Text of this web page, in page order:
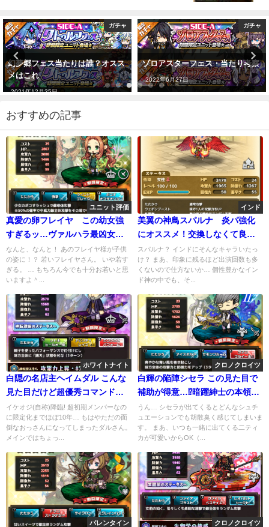
ガチャ
ゾロアスターフェス・当たり考察
2022年6月27日
ガチャ
クロノクロイツフェス・一覧と当
たり考察
2022年5月17日
おすすめの記事
ユニット評価
真愛の卵フレイヤ この幼女強
すぎるッ…ヴァルハラ最凶女神
の本気
なんと、なんと！ あのフレイヤ様が子供
の姿に！？ 若いフレイヤさん。 いや若す
ぎる。 … もちろん今でも十分お若いと思
いますよ＾...
インド
美翼の神鳥スパルナ 炎パ強化
にオススメ！交換しなくて良い
場合は…
スパルナ？ インドにそんなキャラいたっ
け？ まあ、印象に残るほど出演回数も多
くないので仕方ないか… 個性豊かなイン
ド神の中でも、そ...
ホワイトナイト
白隠の名店主ヘイムダル こんな
見た目だけど超優秀コマンド多
数所持！専用スキルもいい感じ
イケオジ(自称)降臨! 超初期メンバーなの
に限定化までほぼ10年… もはやただの面
倒なおっさんになってしまったダルさん。
メインではちょっ...
クロノクロイツ
白輝の陥陣シセラ この見た目で
補助が得意…⁉暗躍紳士の本領発
揮
うん… シセラが出てくるとどんなシュチ
ュエーションでも胡散臭く感じてしまいま
す。 まあ、いつも一緒に出てくる二ティ
カが可愛いからOK（...
バレンタイン クロノクロイツ